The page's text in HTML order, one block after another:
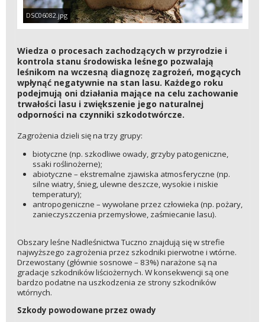
DSC06082.jpg
Wiedza o procesach zachodzących w przyrodzie i
kontrola stanu środowiska leśnego pozwalają
leśnikom na wczesną diagnozę zagrożeń, mogących
wpłynąć negatywnie na stan lasu. Każdego roku
podejmują oni działania mające na celu zachowanie
trwałości lasu i zwiększenie jego naturalnej
odporności na czynniki szkodotwórcze.
Zagrożenia dzieli się na trzy grupy:
biotyczne (np. szkodliwe owady, grzyby patogeniczne,
ssaki roślinożerne);
abiotyczne – ekstremalne zjawiska atmosferyczne (np.
silne wiatry, śnieg, ulewne deszcze, wysokie i niskie
temperatury);
antropogeniczne – wywołane przez człowieka (np. pożary,
zanieczyszczenia przemysłowe, zaśmiecanie lasu).
Obszary leśne Nadleśnictwa Tuczno znajdują się w strefie
najwyższego zagrożenia przez szkodniki pierwotne i wtórne.
Drzewostany (głównie sosnowe – 83%) narażone są na
gradacje szkodników liściożernych. W konsekwencji są one
bardzo podatne na uszkodzenia ze strony szkodników
wtórnych.
Szkody powodowane przez owady